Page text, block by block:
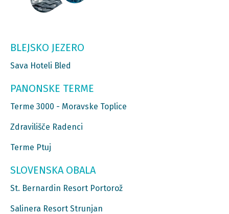
BLEJSKO JEZERO
Sava Hoteli Bled
PANONSKE TERME
Terme 3000 - Moravske Toplice
Zdravilišče Radenci
Terme Ptuj
SLOVENSKA OBALA
St. Bernardin Resort Portorož
Salinera Resort Strunjan